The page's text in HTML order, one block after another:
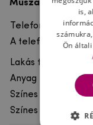
Műszaki adatok
Telefon márka
A
Lakás típusa
Anyag
Színes
Színes motívum
is,
Ön